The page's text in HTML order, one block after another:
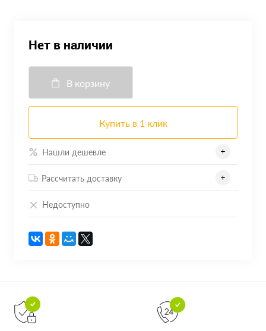
Нет в наличии
В корзину
Купить в 1 клик
Нашли дешевле
Рассчитать доставку
Недоступно